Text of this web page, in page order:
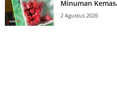
Minuman
2 Agustus 2026